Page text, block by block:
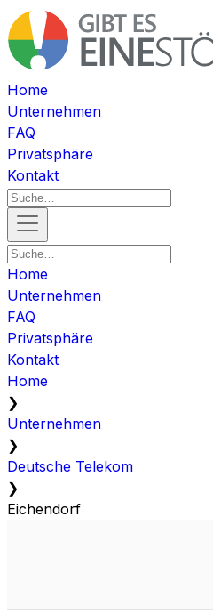
Home
Unternehmen
FAQ
Privatsphäre
Kontakt
Home
Unternehmen
FAQ
Privatsphäre
Kontakt
Home
❯
Unternehmen
❯
Deutsche Telekom
❯
Eichendorf